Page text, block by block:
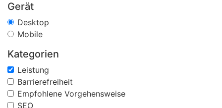
Gerät
Desktop
Mobile
Kategorien
Leistung
Barrierefreiheit
Empfohlene Vorgehensweise
SEO